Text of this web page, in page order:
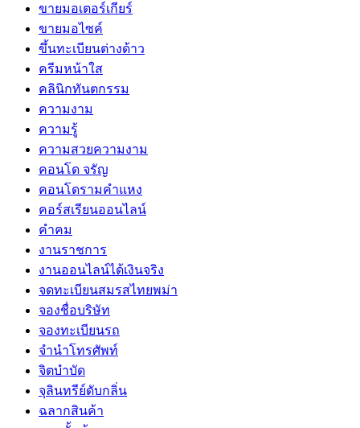
ขายมอเตอร์เกียร์
ขายมอไซค์
ขึ้นทะเบียนต่างด้าว
ครีมหน้าใส
คลินิกทันตกรรม
ความงาม
ความรู้
ความสวยความงาม
คอนโด จรัญ
คอนโดรามคำแหง
คอร์สเรียนออนไลน์
คำคม
งานราชการ
งานออนไลน์ได้เงินจริง
จดทะเบียนสมรสไทยพม่า
จองชื่อบริษัท
จองทะเบียนรถ
จำนำโทรศัพท์
จิตบำบัด
จุลินทรีย์ดับกลิ่น
ฉลากสินค้า